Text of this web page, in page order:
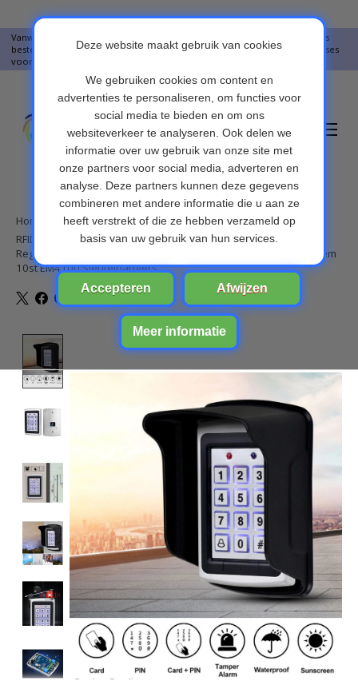
Vanwege vakantie worden er op moment geen pakketjes verstuurd. Alles
bestellingen vanaf 09-07-2026 word op 10-08-2026 verzonden. Onze excuses
voor het ongemak. Bedankt voor u begrip.
Verlanglijst
Home
RFID Metalen Toegangscontrole Toetsenbord Waterdicht
Regendicht Cover Outdoor Deuropener Elektronisch Slot Systeem
10st EM4100 Sleutelhangers
Product image slideshow Items